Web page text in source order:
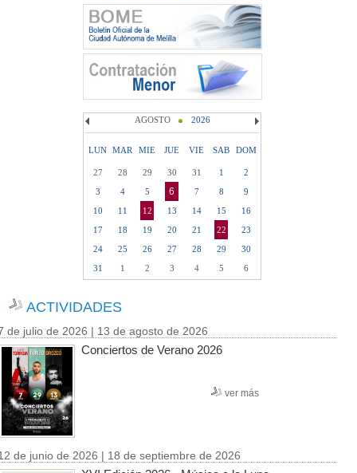
AGOSTO 2026
LUN MAR MIE JUE VIE SAB DOM
27 28 29 30 31 1
2
3
4 5 6 7 8
9
10
11 12 13 14 15
16
17
18 19 20 21 22
23
24
25 26 27 28 29
30
31
1 2 3 4 5 6
ACTIVIDADES
de julio de 2026 | 13 de agosto de 2026
Conciertos de Verano 2026
ver más
de junio de 2026 | 18 de septiembre de 2026